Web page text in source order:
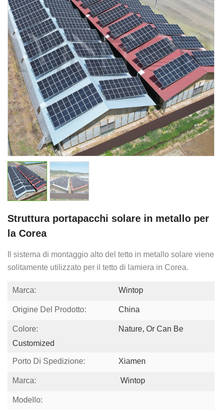
Struttura portapacchi solare in metallo per
la Corea
Il sistema di montaggio alto del tetto in metallo solare viene
solitamente utilizzato per il tetto di lamiera in Corea.
Marca: Wintop
Origine Del Prodotto: China
Colore:
Nature, Or Can Be
Customized
Porto Di Spedizione: Xiamen
Marca: Wintop
Modello: